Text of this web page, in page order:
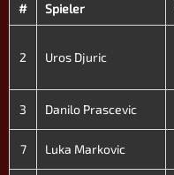
# Spieler
2 Uros Djuric
3 Danilo Prascevic
7 Luka Markovic